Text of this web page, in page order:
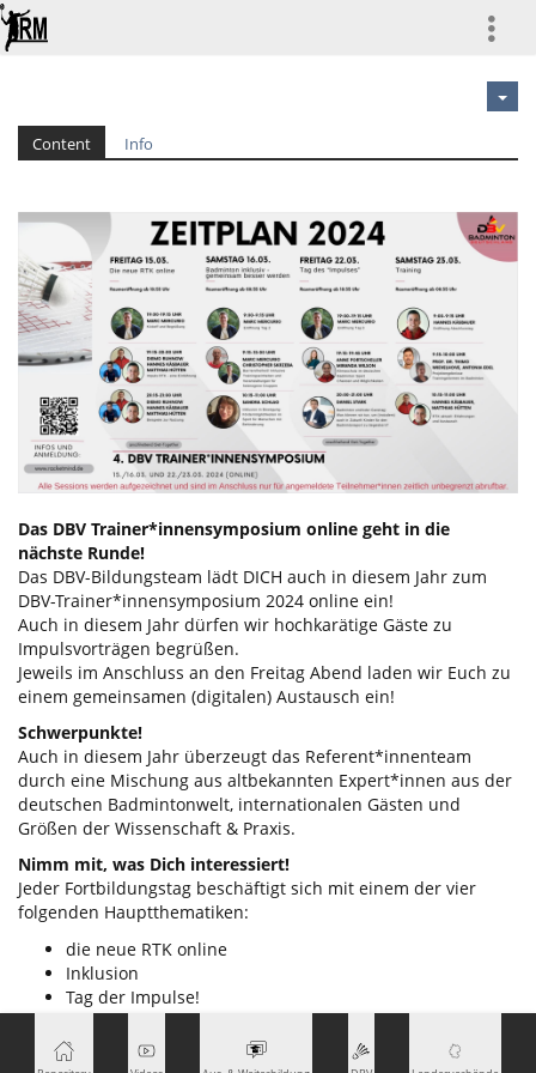
more
Content Info
Das DBV Trainer*innensymposium online geht in die
nächste Runde!
Das DBV-Bildungsteam lädt DICH auch in diesem Jahr zum
DBV-Trainer*innensymposium 2024 online ein!
Auch in diesem Jahr dürfen wir hochkarätige Gäste zu
Impulsvorträgen begrüßen.
Jeweils im Anschluss an den Freitag Abend laden wir Euch zu
einem gemeinsamen (digitalen) Austausch ein!
Schwerpunkte!
Auch in diesem Jahr überzeugt das Referent*innenteam
durch eine Mischung aus altbekannten Expert*innen aus der
deutschen Badmintonwelt, internationalen Gästen und
Größen der Wissenschaft & Praxis.
Nimm mit, was Dich interessiert!
Jeder Fortbildungstag beschäftigt sich mit einem der vier
folgenden Hauptthematiken:
die neue RTK online
Inklusion
Tag der Impulse!
Um Dein Interesse während der Fortbildungstage gezielt zu